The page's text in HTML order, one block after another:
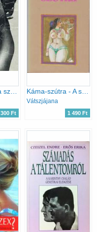
300 Ft
Káma-szútra - A szerelem tankönyve
Vátszjájana
1 490 Ft